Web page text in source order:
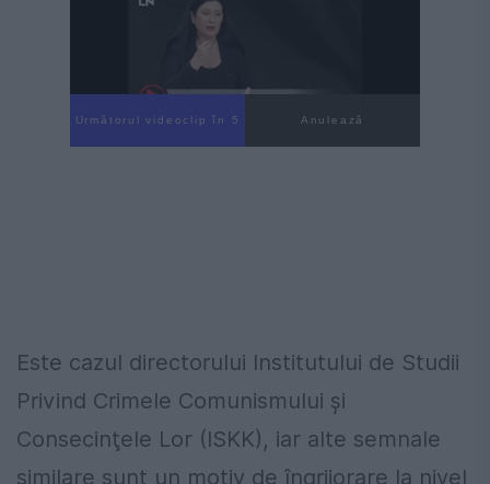
Următorul videoclip în 4 Anulează
Este cazul directorului Institutului de Studii
Privind Crimele Comunismului şi
Consecinţele Lor (ISKK), iar alte semnale
similare sunt un motiv de îngrijorare la nivel